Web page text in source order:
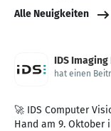
Alle Neuigkeiten
IDS
hat einen
🚀 IDS Computer
Hand am 9. Oktober